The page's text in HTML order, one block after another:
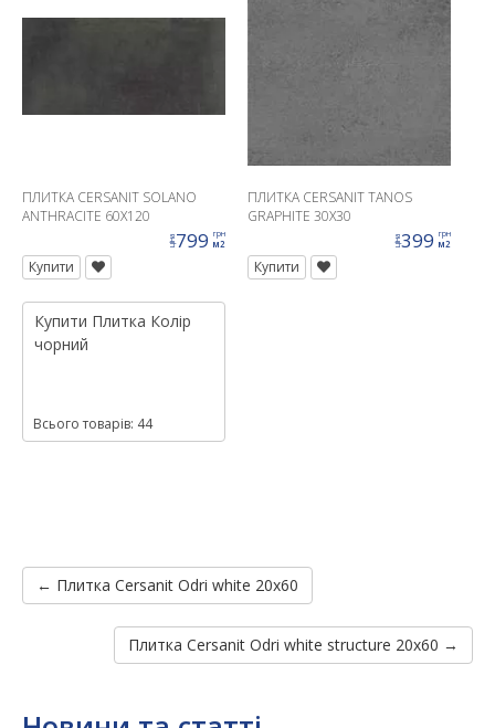
ПЛИТКА CERSANIT SOLANO
ANTHRACITE 60X120
ціна799 грн
м2
Купити
ПЛИТКА CERSANIT TANOS
GRAPHITE 30X30
ціна399 грн
м2
Купити
Купити Плитка Колір
чорний
Всього товарів: 44
← Плитка Cersanit Odri white 20x60
Плитка Cersanit Odri white structure 20x60 →